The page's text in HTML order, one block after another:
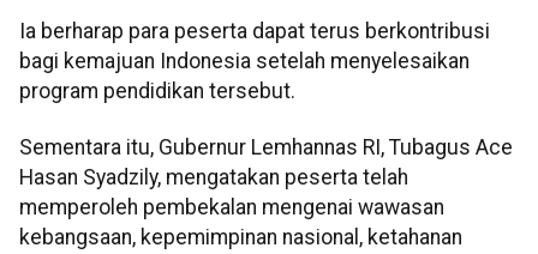
Ia berharap para peserta dapat terus berkontribusi
bagi kemajuan Indonesia setelah menyelesaikan
program pendidikan tersebut.
Sementara itu, Gubernur Lemhannas RI, Tubagus Ace
Hasan Syadzily, mengatakan peserta telah
memperoleh pembekalan mengenai wawasan
kebangsaan, kepemimpinan nasional, ketahanan